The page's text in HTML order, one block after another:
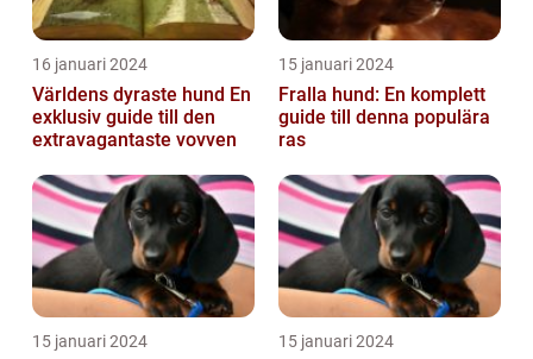
16 januari 2024
Världens dyraste hund En
exklusiv guide till den
extravagantaste vovven
15 januari 2024
Fralla hund: En komplett
guide till denna populära
ras
15 januari 2024 15 januari 2024